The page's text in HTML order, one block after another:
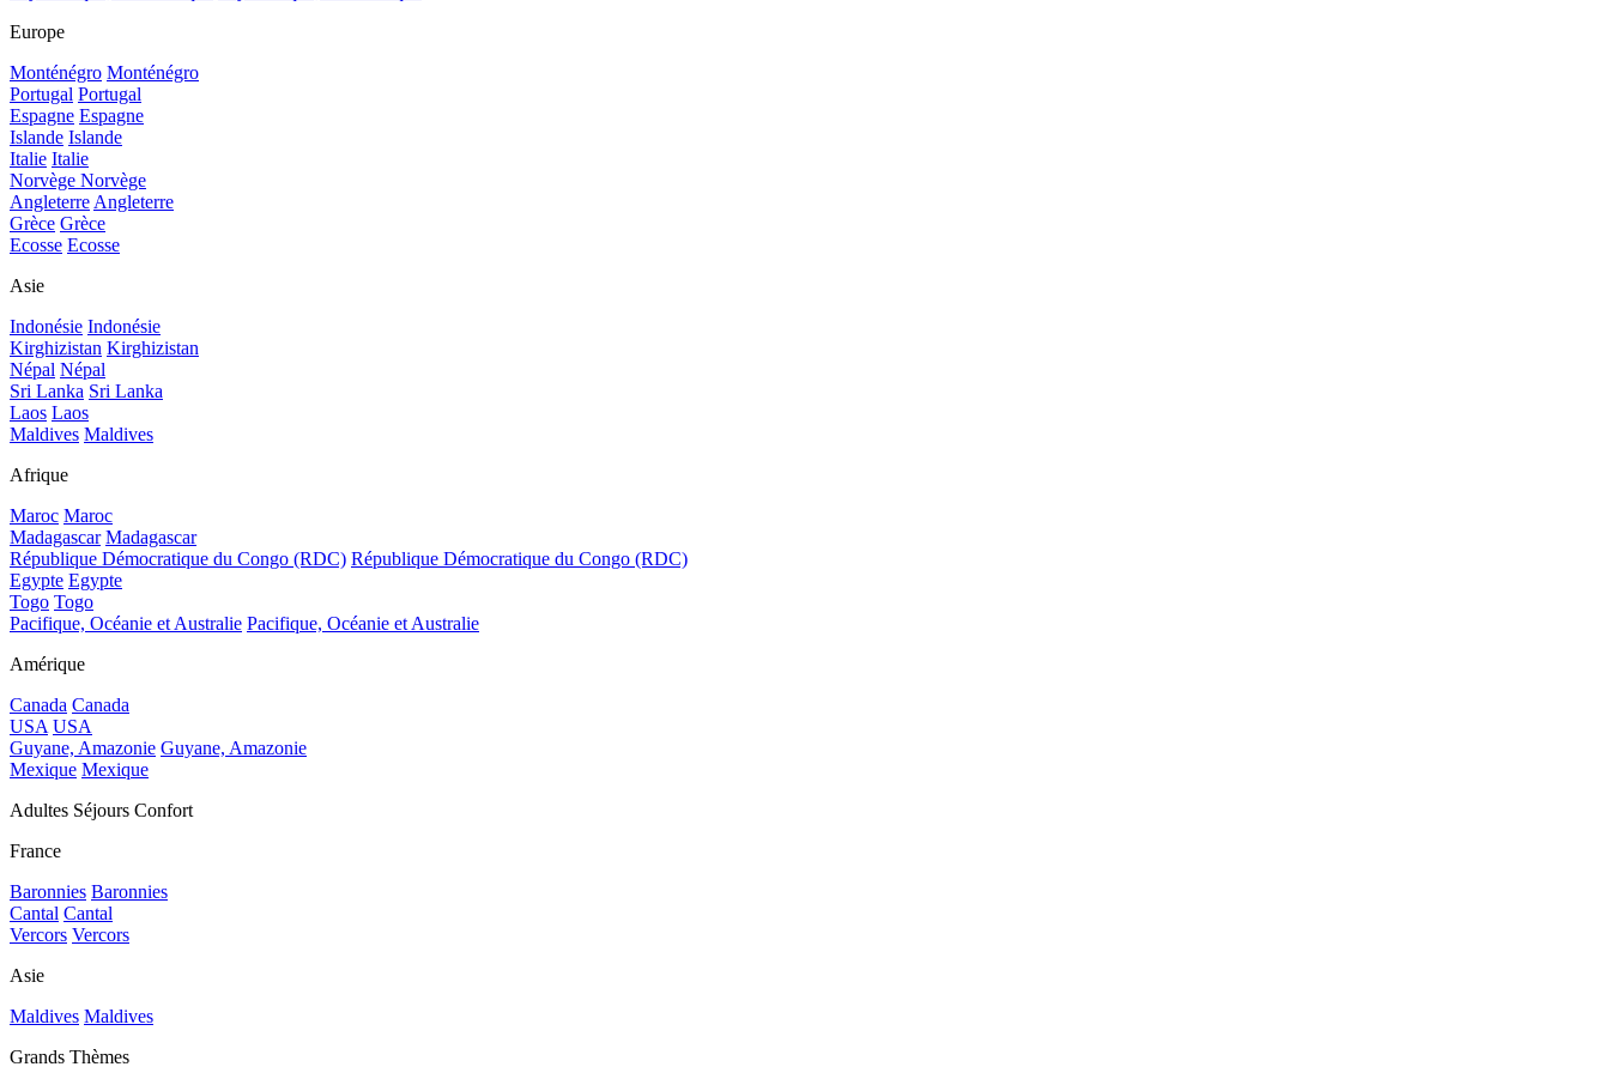
Europe
Monténégro Monténégro
Portugal Portugal
Espagne Espagne
Islande Islande
Italie Italie
Norvège Norvège
AngleterreAngleterre
Grèce Grèce
Ecosse Ecosse
Asie
Indonésie Indonésie
Kirghizistan Kirghizistan
Népal Népal
Sri Lanka Sri Lanka
Laos Laos
Maldives Maldives
Afrique
Maroc Maroc
Madagascar Madagascar
République Démocratique du Congo (RDC) République Démocratique du Congo (RDC)
Egypte Egypte
Togo Togo
Pacifique, Océanie et Australie Pacifique, Océanie et Australie
Amérique
Canada Canada
USA USA
Guyane, Amazonie Guyane, Amazonie
Mexique Mexique
Adultes Séjours Confort
France
Baronnies Baronnies
Cantal Cantal
Vercors Vercors
Asie
Maldives Maldives
Grands Thèmes